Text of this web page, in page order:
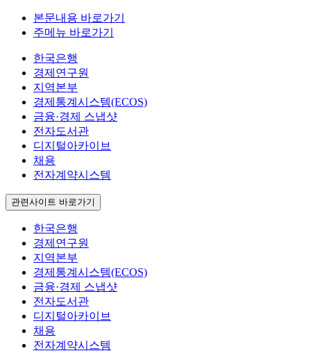
본문내용 바로가기
주메뉴 바로가기
한국은행
경제연구원
지역본부
경제통계시스템(ECOS)
금융·경제 스냅샷
전자도서관
디지털아카이브
채용
전자계약시스템
관련사이트 바로가기
한국은행
경제연구원
지역본부
경제통계시스템(ECOS)
금융·경제 스냅샷
전자도서관
디지털아카이브
채용
전자계약시스템